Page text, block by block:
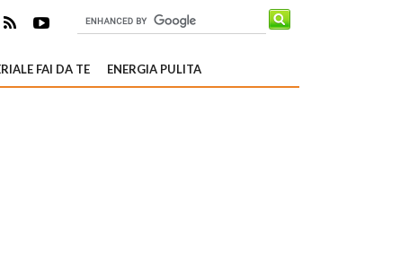
FAI DA TE ENERGIA PULITA